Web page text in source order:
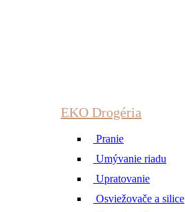
EKO Drogéria
Pranie
Umývanie riadu
Upratovanie
Osviežovače a silice